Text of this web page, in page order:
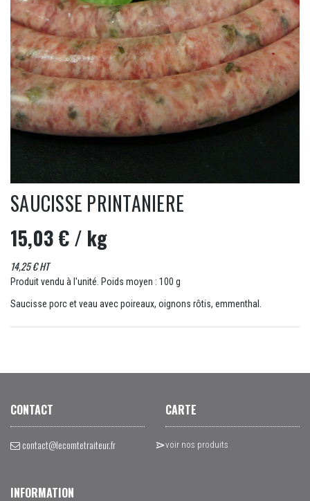
SAUCISSE PRINTANIERE
15,03 €/ kg
14,25 € HT
Produit vendu à l'unité. Poids moyen : 100 g
Saucisse porc et veau avec poireaux, oignons rôtis, emmenthal.
CONTACT
contact@lecomtetraiteur.fr
CARTE
voir nos produits
INFORMATION